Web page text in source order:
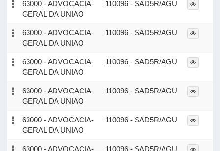
63000 - ADVOCACIA-
GERAL DA UNIAO
110096 - SAD5R/AGU
63000 - ADVOCACIA-
GERAL DA UNIAO
110096 - SAD5R/AGU
63000 - ADVOCACIA-
GERAL DA UNIAO
110096 - SAD5R/AGU
63000 - ADVOCACIA-
GERAL DA UNIAO
110096 - SAD5R/AGU
63000 - ADVOCACIA-
GERAL DA UNIAO
110096 - SAD5R/AGU
63000 - ADVOCACIA-
110096 - SAD5R/AGU